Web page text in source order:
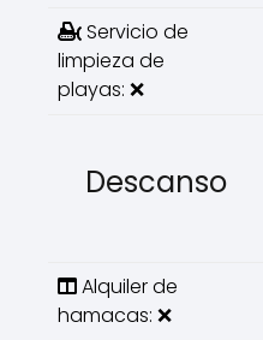
Servicio de
limpieza de
playas: ❌
Descanso
Alquiler de
hamacas: ❌